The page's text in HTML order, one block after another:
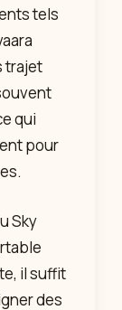
tels
trajet
qui
pour
Sky
il suffit
des